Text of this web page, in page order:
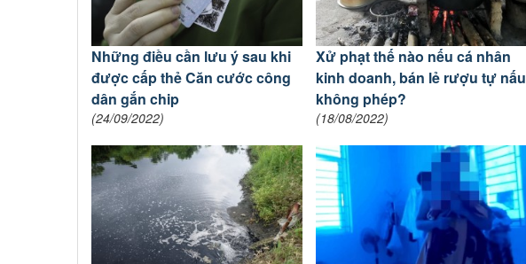
Những điều cần lưu ý sau khi
được cấp thẻ Căn cước công
dân gắn chip
(24/09/2022)
Xử phạt thế nào nếu cá nhân
kinh doanh, bán lẻ rượu tự nấu
không phép?
(18/08/2022)